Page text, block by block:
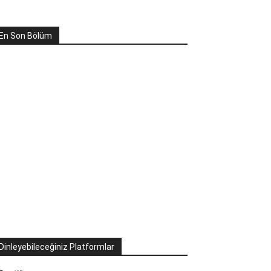
En Son Bölüm
Dinleyebileceğiniz Platformlar